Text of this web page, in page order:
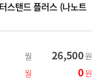
스탠드 플러스 (나노트
월 26,500원
월 0원